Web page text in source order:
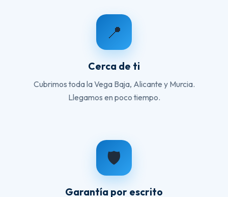
📍
Cerca de ti
Cubrimos toda la Vega Baja, Alicante y Murcia.
Llegamos en poco tiempo.
🛡️
Garantía por escrito